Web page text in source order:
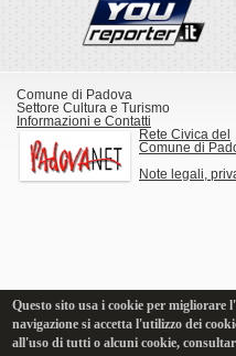
Comune di Padova
Settore Cultura e Turismo
Informazioni e Contatti
Rete Civica del
Comune di
Note legali,
Questo sito usa i cookie per migliorare
navigazione si accetta l'utilizzo dei
all'uso di tutti o alcuni cookie,